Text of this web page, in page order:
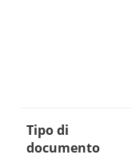
Tipo di
documento